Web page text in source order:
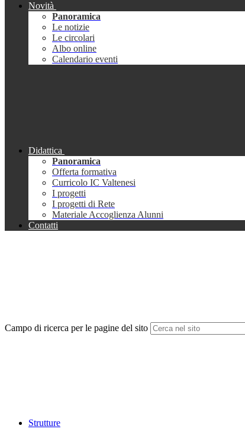
Novità
Panoramica
Le notizie
Le circolari
Albo online
Calendario eventi
Didattica
Panoramica
Offerta formativa
Curricolo IC Valtenesi
I progetti
I progetti di Rete
Materiale Accoglienza Alunni
Contatti
Campo di ricerca per le pagine del sito
Strutture